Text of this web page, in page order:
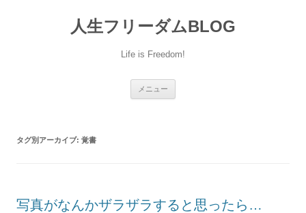
人生フリーダムBLOG
Life is Freedom!
メニュー
タグ別アーカイブ: 覚書
写真がなんかザラザラすると思ったら…